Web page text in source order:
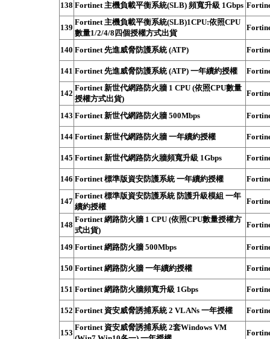
138 Fortinet 主機負載平衡系統(SLB) 頻寬升級 1Gbps
139
Fortinet 主機負載平衡系統(SLB)1CPU:依照CPU
數量1/2/4/8四個授權方式出貨
140 Fortinet 先進威脅防護系統 (ATP)
141 Fortinet 先進威脅防護系統 (ATP) 一年續約授權
142
Fortinet 新世代網路防火牆 1 CPU (依照CPU數量
授權方式出貨)
143 Fortinet 新世代網路防火牆 500Mbps
144 Fortinet 新世代網路防火牆 一年續約授權
145 Fortinet 新世代網路防火牆頻寬升級 1Gbps
146 Fortinet 標準版資安防護系統 一年續約授權
147
Fortinet 標準版資安防護系統 防護升級模組 一年
續約授權
148
Fortinet 網路防火牆 1 CPU (依照CPU數量授權方
式出貨)
149 Fortinet 網路防火牆 500Mbps
150 Fortinet 網路防火牆 一年續約授權
151 Fortinet 網路防火牆頻寬升級 1Gbps
152 Fortinet 資安威脅誘捕系統 2 VLANs 一年授權
153
Fortinet 資安威脅誘捕系統 2套Windows VM